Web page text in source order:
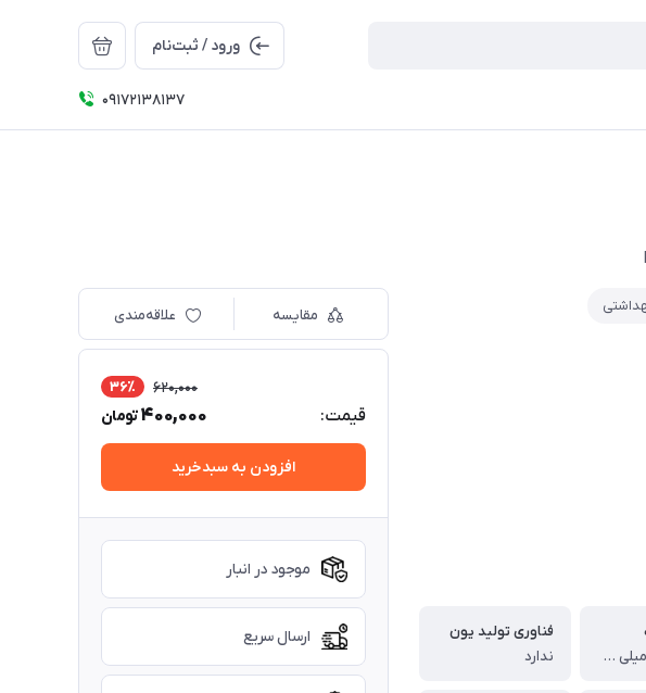
ورود / ثبت‌نام
09172138137
باریک , 110 میلی متری
فناوری تولید یون
ندارد
مقایسه علاقه‌مندی
قیمت:
620,000 36٪
400,000تومان
افزودن به سبدخرید
موجود در انبار
ارسال سریع